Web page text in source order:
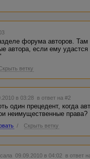
форума авторов.
автора, если ему удастся
ветку
в 03:28 в ответ на #2
один прецедент, когда
неимущественные права?
/ Скрыть ветку
09.09.2010 в 04:02 в ответ